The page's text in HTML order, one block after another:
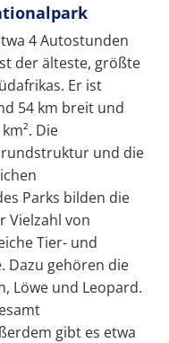
4 Autostunden
der älteste, größte
Er ist
54 km breit und
Die
und die
Parks bilden die
Vielzahl von
Tier- und
Dazu gehören die
Löwe und Leopard.
gibt es etwa